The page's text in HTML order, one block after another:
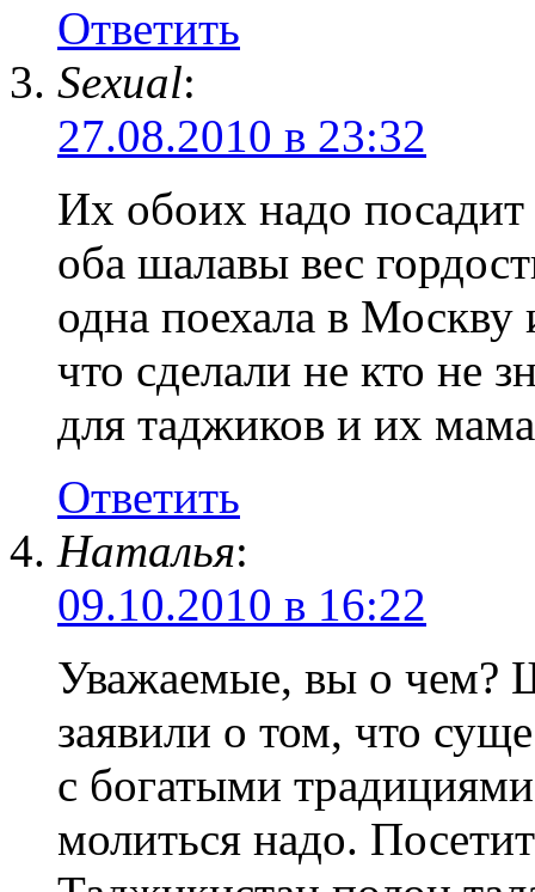
Ответить
Sexual:
27.08.2010 в 23:32
Их обоих надо
оба шалавы вес
одна поехала в
что сделали не кто не
для таджиков и их
Ответить
Наталья:
09.10.2010 в 16:22
Уважаемые, вы о чем?
заявили о том, что
с богатыми
молиться надо.